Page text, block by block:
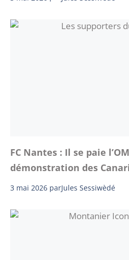
FC Nantes : Il se paie
démonstration des
3 mai 2026 parJules Sessiwèdé